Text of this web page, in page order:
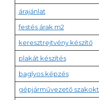
árajánlat
festés árak m2
keresztrejtvény készítő
plakát készítés
baglyos képzés
gépjárművezető